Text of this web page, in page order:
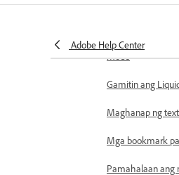
Adobe Help Center
Pumili ng mga
mode
Gamitin ang
Maghanap ng
Mga bookmark
Pamahalaan ang